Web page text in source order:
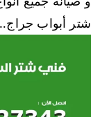
شتر أبواب